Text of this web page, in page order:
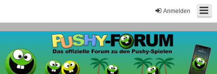
Anmelden